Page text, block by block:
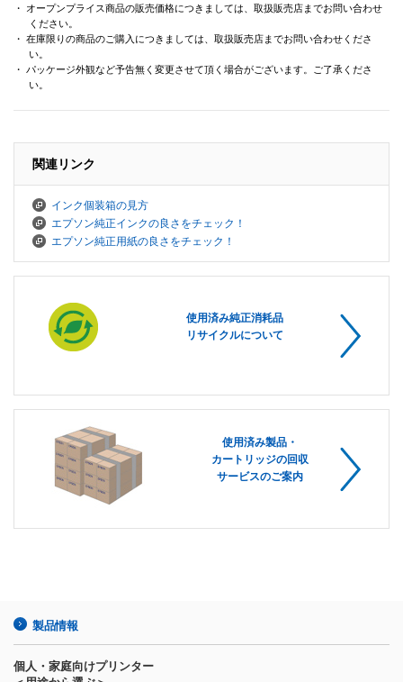
・ オープンプライス商品の販売価格につきましては、取扱販売店までお問い合わせ
ください。
・ 在庫限りの商品のご購入につきましては、取扱販売店までお問い合わせくださ
い。
・ パッケージ外観など予告無く変更させて頂く場合がございます。ご了承くださ
い。
関連リンク
インク個装箱の見方
エプソン純正インクの良さをチェック！
エプソン純正用紙の良さをチェック！
使用済み純正消耗品
リサイクルについて
使用済み製品・
カートリッジの回収
サービスのご案内
製品情報
個人・家庭向けプリンター